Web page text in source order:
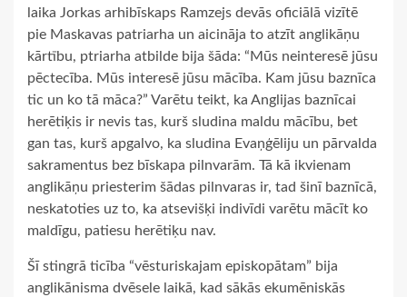
laika Jorkas arhibīskaps Ramzejs devās oficiālā vizītē
pie Maskavas patriarha un aicināja to atzīt anglikāņu
kārtību, ptriarha atbilde bija šāda: “Mūs neinteresē jūsu
pēctecība. Mūs interesē jūsu mācība. Kam jūsu baznīca
tic un ko tā māca?” Varētu teikt, ka Anglijas baznīcai
herētiķis ir nevis tas, kurš sludina maldu mācību, bet
gan tas, kurš apgalvo, ka sludina Evaņģēliju un pārvalda
sakramentus bez bīskapa pilnvarām. Tā kā ikvienam
anglikāņu priesterim šādas pilnvaras ir, tad šinī baznīcā,
neskatoties uz to, ka atsevišķi indivīdi varētu mācīt ko
maldīgu, patiesu herētiķu nav.
Šī stingrā ticība “vēsturiskajam episkopātam” bija
anglikānisma dvēsele laikā, kad sākās ekumēniskās